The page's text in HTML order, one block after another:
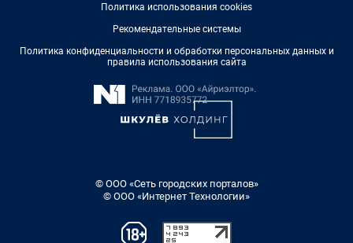
Политика использования cookies
Рекомендательные системы
Политика конфиденциальности и обработки персональных данных и
правила использования сайта
© ООО «Сеть городских порталов»
© ООО «Интернет Технологии»